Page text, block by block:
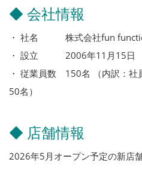
◆ 会社情報
・ 社名 株式会社fun function
・ 設立 2006年11月15日
・ 従業員数 150名 （内訳：社
50名）
◆ 店舗情報
2026年5月オープン予定の新店